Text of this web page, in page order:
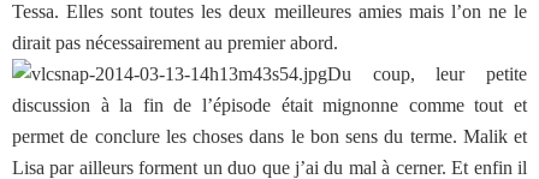
Tessa. Elles sont toutes les deux meilleures amies mais l’on ne le
dirait pas nécessairement au premier abord.
Du coup, leur petite
discussion à la fin de l’épisode était mignonne comme tout et
permet de conclure les choses dans le bon sens du terme. Malik et
Lisa par ailleurs forment un duo que j’ai du mal à cerner. Et enfin il